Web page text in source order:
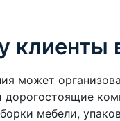
может
дорогостоящие
мебели,